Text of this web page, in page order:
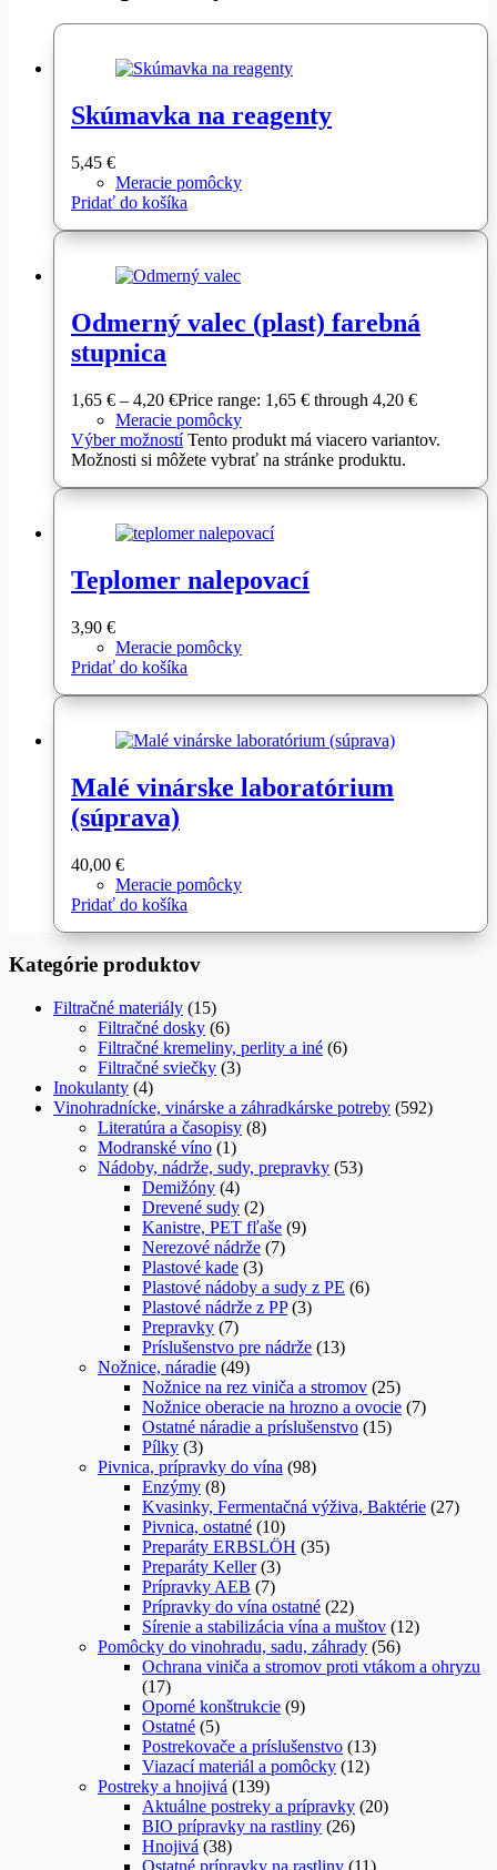
Skúmavka na reagenty
5,45 €
Meracie pomôcky
Pridať do košíka
Odmerný valec (plast) farebná
stupnica
1,65 € – 4,20 €Price range: 1,65 € through 4,20 €
Meracie pomôcky
Výber možností Tento produkt má viacero variantov.
Možnosti si môžete vybrať na stránke produktu.
Teplomer nalepovací
3,90 €
Meracie pomôcky
Pridať do košíka
Malé vinárske laboratórium
(súprava)
40,00 €
Meracie pomôcky
Pridať do košíka
Kategórie produktov
Filtračné materiály (15)
Filtračné dosky (6)
Filtračné kremeliny, perlity a iné (6)
Filtračné sviečky (3)
Inokulanty (4)
Vinohradnícke, vinárske a záhradkárske potreby (592)
Literatúra a časopisy (8)
Modranské víno (1)
Nádoby, nádrže, sudy, prepravky (53)
Demižóny (4)
Drevené sudy (2)
Kanistre, PET fľaše (9)
Nerezové nádrže (7)
Plastové kade (3)
Plastové nádoby a sudy z PE (6)
Plastové nádrže z PP (3)
Prepravky (7)
Príslušenstvo pre nádrže (13)
Nožnice, náradie (49)
Nožnice na rez viniča a stromov (25)
Nožnice oberacie na hrozno a ovocie (7)
Ostatné náradie a príslušenstvo (15)
Pílky (3)
Pivnica, prípravky do vína (98)
Enzýmy (8)
Kvasinky, Fermentačná výživa, Baktérie (27)
Pivnica, ostatné (10)
Preparáty ERBSLÖH (35)
Preparáty Keller (3)
Prípravky AEB (7)
Prípravky do vína ostatné (22)
Sírenie a stabilizácia vína a muštov (12)
Pomôcky do vinohradu, sadu, záhrady (56)
Ochrana viniča a stromov proti vtákom a ohryzu
(17)
Oporné konštrukcie (9)
Ostatné (5)
Postrekovače a príslušenstvo (13)
Viazací materiál a pomôcky (12)
Postreky a hnojivá (139)
Aktuálne postreky a prípravky (20)
BIO prípravky na rastliny (26)
Hnojivá (38)